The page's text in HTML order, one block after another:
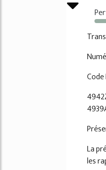
54%
Code
La
les